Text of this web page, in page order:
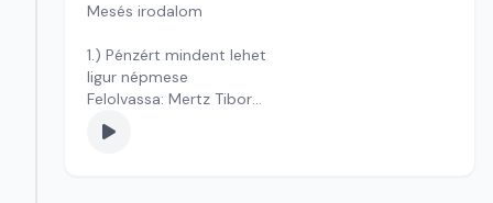
Mesés irodalom
1.) Pénzért mindent lehet
ligur népmese
Felolvassa: Mertz Tibor
Szerkesztő: Varga Andrea